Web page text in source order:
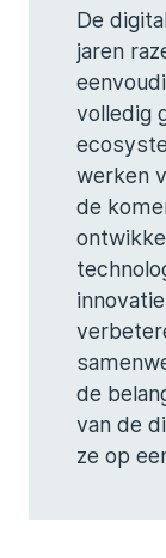
De
jaren
volledig
werken
de
de
van de
ze op